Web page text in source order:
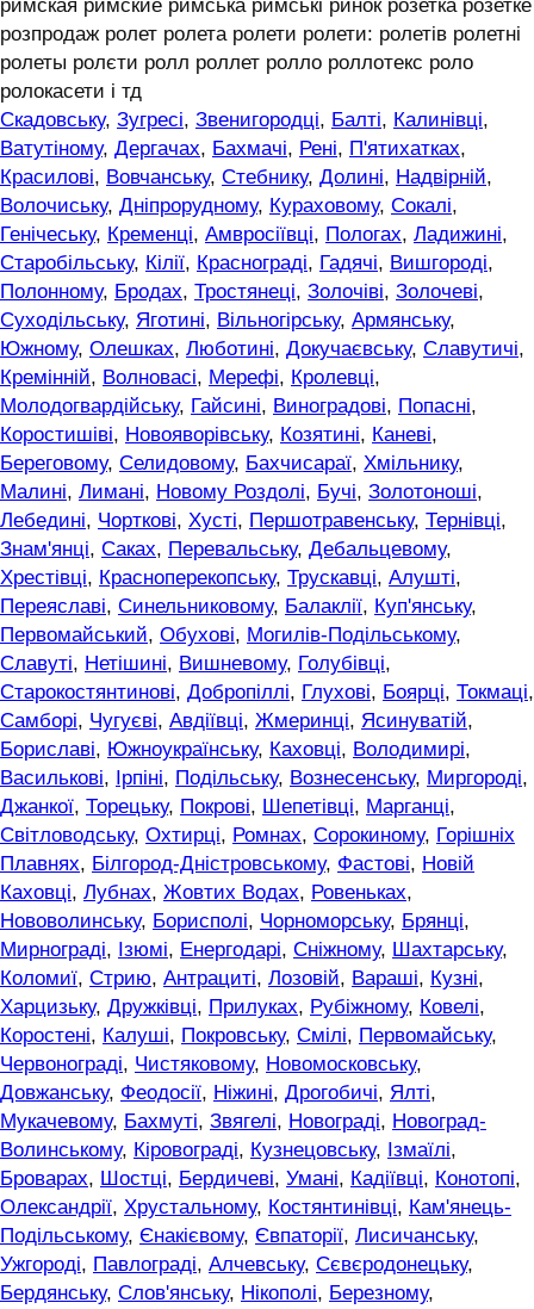
римская римские римська римські ринок розетка розетке
розпродаж ролет ролета ролети ролети: ролетів ролетні
ролеты ролєти ролл роллет ролло роллотекс роло
ролокасети і тд
Скадовську, Зугресі, Звенигородці, Балті, Калинівці,
Ватутіному, Дергачах, Бахмачі, Рені, П'ятихатках,
Красилові, Вовчанську, Стебнику, Долині, Надвірній,
Волочиську, Дніпрорудному, Кураховому, Сокалі,
Генічеську, Кременці, Амвросіївці, Пологах, Ладижині,
Старобільську, Кілії, Краснограді, Гадячі, Вишгороді,
Полонному, Бродах, Тростянеці, Золочіві, Золочеві,
Суходільську, Яготині, Вільногірську, Армянську,
Южному, Олешках, Люботині, Докучаєвську, Славутичі,
Кремінній, Волновасі, Мерефі, Кролевці,
Молодогвардійську, Гайсині, Виноградові, Попасні,
Коростишіві, Новояворівську, Козятині, Каневі,
Береговому, Селидовому, Бахчисараї, Хмільнику,
Малині, Лимані, Новому Роздолі, Бучі, Золотоноші,
Лебедині, Чорткові, Хусті, Першотравенську, Тернівці,
Знам'янці, Саках, Перевальську, Дебальцевому,
Хрестівці, Красноперекопську, Трускавці, Алушті,
Переяславі, Синельниковому, Балаклії, Куп'янську,
Первомайський, Обухові, Могилів-Подільському,
Славуті, Нетішині, Вишневому, Голубівці,
Старокостянтинові, Добропіллі, Глухові, Боярці, Токмаці,
Самборі, Чугуєві, Авдіївці, Жмеринці, Ясинуватій,
Бориславі, Южноукраїнську, Каховці, Володимирі,
Василькові, Ірпіні, Подільську, Вознесенську, Миргороді,
Джанкої, Торецьку, Покрові, Шепетівці, Марганці,
Світловодську, Охтирці, Ромнах, Сорокиному, Горішніх
Плавнях, Білгород-Дністровському, Фастові, Новій
Каховці, Лубнах, Жовтих Водах, Ровеньках,
Нововолинську, Борисполі, Чорноморську, Брянці,
Мирнограді, Ізюмі, Енергодарі, Сніжному, Шахтарську,
Коломиї, Стрию, Антрациті, Лозовій, Вараші, Кузні,
Харцизьку, Дружківці, Прилуках, Рубіжному, Ковелі,
Коростені, Калуші, Покровську, Смілі, Первомайську,
Червонограді, Чистяковому, Новомосковську,
Довжанську, Феодосії, Ніжині, Дрогобичі, Ялті,
Мукачевому, Бахмуті, Звягелі, Новограді, Новоград-
Волинському, Кіровограді, Кузнецовську, Ізмаїлі,
Броварах, Шостці, Бердичеві, Умані, Кадіївці, Конотопі,
Олександрії, Хрустальному, Костянтинівці, Кам'янець-
Подільському, Єнакієвому, Євпаторії, Лисичанську,
Ужгороді, Павлограді, Алчевську, Сєвєродонецьку,
Бердянську, Слов'янську, Нікополі, Березному,